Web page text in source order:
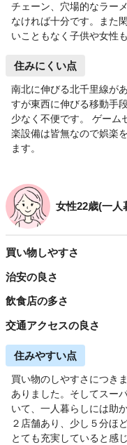
チェーン、穴場的なラー
なければ十分です。また
いこともなく子供や女性
住みにくい点
南北に伸びる北千里線が
すが東西に伸びる移動手
少なく不便です。 ゲーム
楽設備は皆無なので娯楽
ます。
女性22歳(一人
買い物しやすさ
治安の良さ
飲食店の多さ
交通アクセスの良さ
住みやすい点
買い物のしやすさにつき
ありました。そしてスー
いて、一人暮らしには助
２店舗あり、少し５分ほ
とても充実していると感